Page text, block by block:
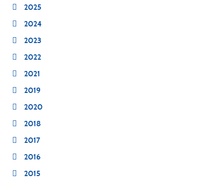
2025
2024
2023
2022
2021
2019
2020
2018
2017
2016
2015